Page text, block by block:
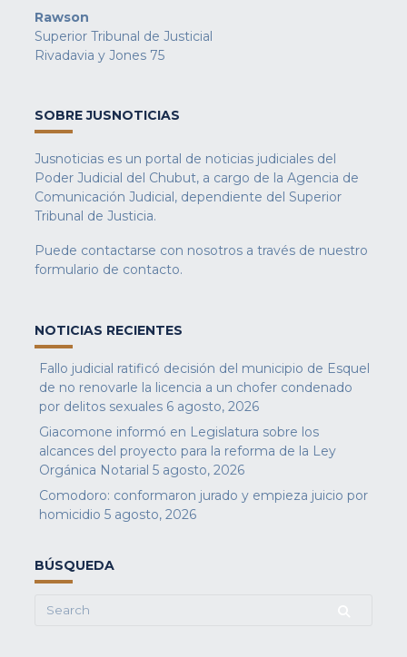
Rawson
Superior Tribunal de Justicial
Rivadavia y Jones 75
SOBRE JUSNOTICIAS
Jusnoticias es un portal de noticias judiciales del
Poder Judicial del Chubut, a cargo de la Agencia de
Comunicación Judicial, dependiente del Superior
Tribunal de Justicia.
Puede contactarse con nosotros a través de nuestro
formulario de contacto.
NOTICIAS RECIENTES
Fallo judicial ratificó decisión del municipio de Esquel
de no renovarle la licencia a un chofer condenado
por delitos sexuales 6 agosto, 2026
Giacomone informó en Legislatura sobre los
alcances del proyecto para la reforma de la Ley
Orgánica Notarial 5 agosto, 2026
Comodoro: conformaron jurado y empieza juicio por
homicidio 5 agosto, 2026
BÚSQUEDA
Search